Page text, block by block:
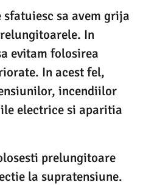
sa avem grija
In
evitam folosirea
In acest fel,
incendiilor
electrice si aparitia
prelungitoare
la supratensiune.